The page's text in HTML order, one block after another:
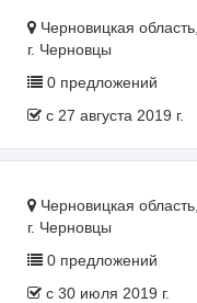
Черновицкая область,
г. Черновцы
0 предложений
c 27 августа 2019 г.
Черновицкая область,
г. Черновцы
0 предложений
c 30 июля 2019 г.